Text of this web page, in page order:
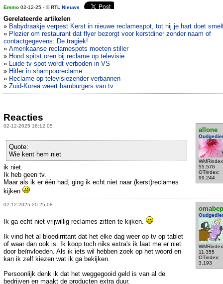
Emmo 02-12-25 - ©RTL Nieuws
Gerelateerde artikelen
» Babydraakje verpest Kerst in nieuwe reclamespot, tot hij je hart doet
» Plezier om restaurant dat flyer bezorgt voor kerstdiner zonder naam of
contactgegevens: De tragiek!
» Amerikaanse reclamespots moeten stiller
» Hond spitst oren bij reclame op televisie
» Luide tv-spot wordt verboden in VS
» Hitler in shampooreclame
» Reclame op televisiezender verbannen
» Zuid-Korea weert hamburgers van tv
Reacties
02-12-2025 18:12:05
allone
55.576
OTindex:
99.244
Quote:
Wie kent hem niet
ik niet.
Ik heb geen tv.
Maar als ik er één had, ging ik echt niet naar (kerst)reclames
kijken
02-12-2025 20:25:08
omabep
11.355
OTindex:
3.193
Ik ga echt niet vrijwillig reclames zitten te kijken.
Ik vind het al bloedirritant dat het elke dag weer op tv op tablet
of waar dan ook is. Ik koop toch niks extra's ik laat me er niet
door beïnvloeden. Als ik iets wil hebben zoek op het woord en
kan ik zelf kiezen wat ik ga bekijken.
Persoonlijk denk ik dat het weggegooid geld is van al de
bedrijven en maakt de producten extra duur.